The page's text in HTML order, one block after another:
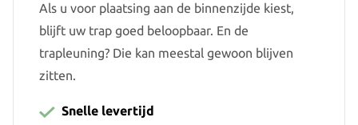
Als u voor plaatsing aan de binnenzijde kiest,
blijft uw trap goed beloopbaar. En de
trapleuning? Die kan meestal gewoon blijven
zitten.
Snelle levertijd